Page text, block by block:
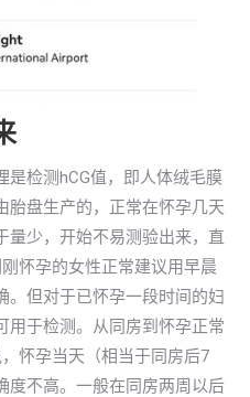
检测hCG值，即人体绒毛膜
胎盘生产的，正常在怀孕几天
量少，开始不易测验出来，直
怀孕的女性正常建议用早晨
。但对于已怀孕一段时间的妇
用于检测。从同房到怀孕正常
怀孕当天（相当于同房后7
度不高。一般在同房两周以后